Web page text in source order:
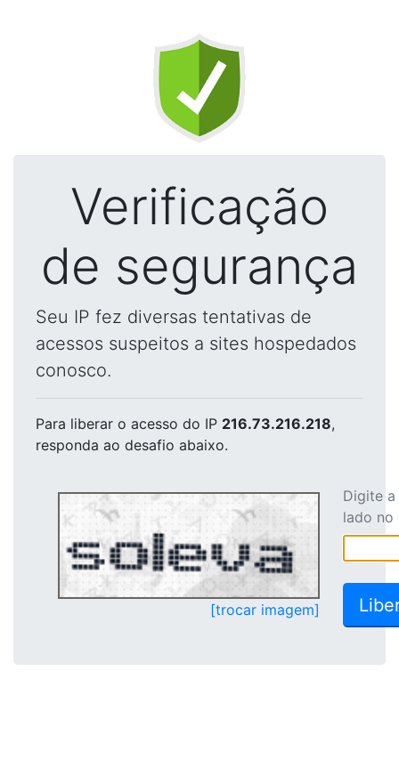
Verificação
de segurança
Seu IP fez diversas tentativas de
acessos suspeitos a sites hospedados
conosco.
Para liberar o acesso do IP 216.73.216.218,
responda ao desafio abaixo.
[trocar imagem]
Digite
lado no